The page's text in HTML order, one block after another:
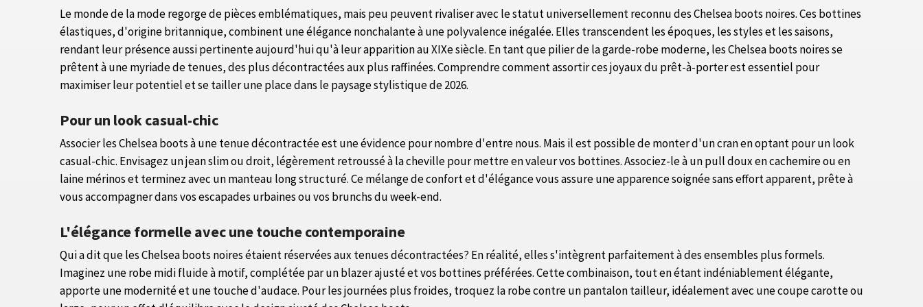
Le monde de la mode regorge de pièces emblématiques, mais peu peuvent rivaliser avec le statut universellement reconnu des Chelsea boots noires. Ces bottines
élastiques, d'origine britannique, combinent une élégance nonchalante à une polyvalence inégalée. Elles transcendent les époques, les styles et les saisons,
rendant leur présence aussi pertinente aujourd'hui qu'à leur apparition au XIXe siècle. En tant que pilier de la garde-robe moderne, les Chelsea boots noires se
prêtent à une myriade de tenues, des plus décontractées aux plus raffinées. Comprendre comment assortir ces joyaux du prêt-à-porter est essentiel pour
maximiser leur potentiel et se tailler une place dans le paysage stylistique de 2026.
Pour un look casual-chic
Associer les Chelsea boots à une tenue décontractée est une évidence pour nombre d'entre nous. Mais il est possible de monter d'un cran en optant pour un look
casual-chic. Envisagez un jean slim ou droit, légèrement retroussé à la cheville pour mettre en valeur vos bottines. Associez-le à un pull doux en cachemire ou en
laine mérinos et terminez avec un manteau long structuré. Ce mélange de confort et d'élégance vous assure une apparence soignée sans effort apparent, prête à
vous accompagner dans vos escapades urbaines ou vos brunchs du week-end.
L'élégance formelle avec une touche contemporaine
Qui a dit que les Chelsea boots noires étaient réservées aux tenues décontractées? En réalité, elles s'intègrent parfaitement à des ensembles plus formels.
Imaginez une robe midi fluide à motif, complétée par un blazer ajusté et vos bottines préférées. Cette combinaison, tout en étant indéniablement élégante,
apporte une modernité et une touche d'audace. Pour les journées plus froides, troquez la robe contre un pantalon tailleur, idéalement avec une coupe carotte ou